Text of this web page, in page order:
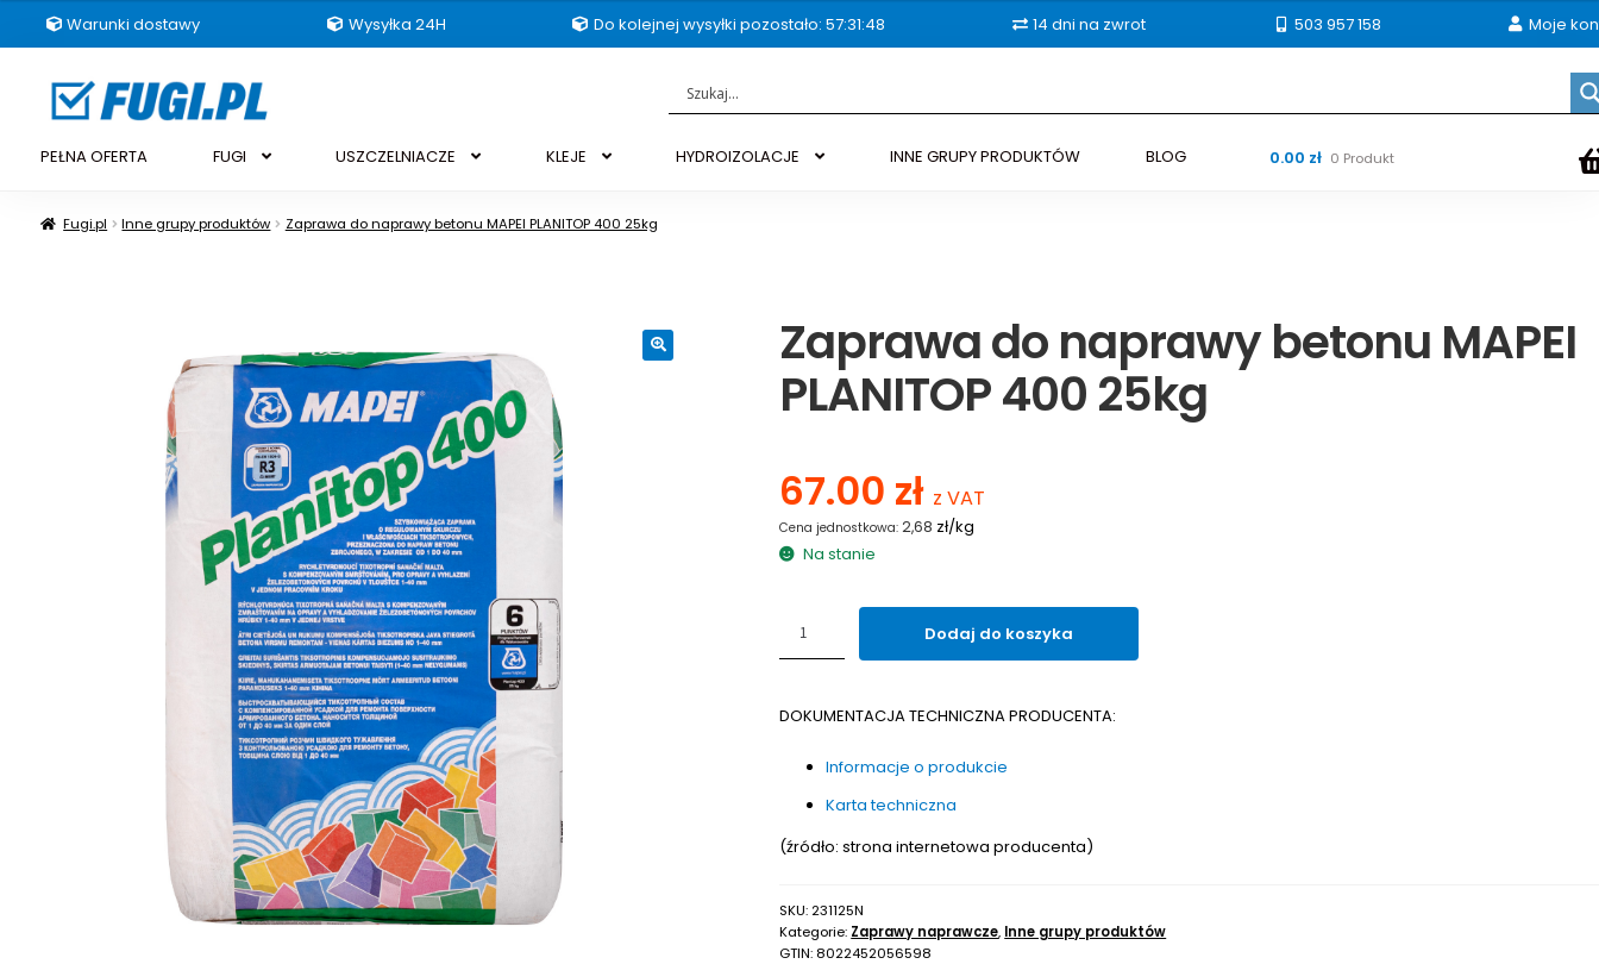
Warunki dostawy Wysyłka 24H Do kolejnej wysyłki pozostało: 57:31:47 14 dni na zwrot 503 957 158 Moje
Przejdź
Przejdź
PEŁNA OFERTA
FUGI USZCZELNIACZE KLEJE HYDROIZOLACJE INNE GRUPY PRODUKTÓW BLOG 0.00 zł 0 Produkt
Fugi.pl Inne grupy produktów Zaprawa do naprawy betonu MAPEI PLANITOP 400 25kg
Zaprawa do naprawy betonu MAPEI
PLANITOP 400 25kg
67.00 zł z VAT
2,68 zł/kg
Na stanie
Zaprawa
betonu
PLANITOP
Dodaj do koszyka
DOKUMENTACJA TECHNICZNA PRODUCENTA:
Informacje o produkcie
Karta techniczna
(źródło: strona internetowa producenta)
SKU:231125N
Kategorie: Zaprawy naprawcze, Inne grupy produktów
GTIN: 8022452056598